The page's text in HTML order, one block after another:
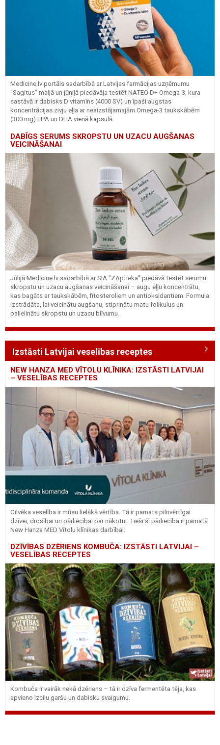
Medicine.lv portāls sadarbībā ar Latvijas farmācijas uzņēmumu
“Sagitus” maijā un jūnijā piedāvāja testēt NATEO D+ Omega-3, kura
sastāvā ir dabisks D vitamīns (4000 SV) un īpaši augstas
koncentrācijas zivju eļļa ar neaizstājamajām Omega-3 taukskābēm
(300 mg) EPA un DHA vienā kapsulā.
DABĪGS SERUMS SKROPSTU UN UZACU AUGŠANAS
VEICINĀŠANAI
Jūlijā Medicine.lv sadarbībā ar SIA "ZAptieka" piedāvā testēt serumu
skropstu un uzacu augšanas veicināšanai – augu eļļu koncentrātu,
kas bagāts ar taukskābēm, fitosteroliem un antioksidantiem. Formula
izstrādāta, lai veicinātu augšanu, stiprinātu matu folikulus un
palielinātu skropstu un uzacu blīvumu.
Izstāsti Latvijai veselības receptes
NEW HANZA MED VĪTOLU KLĪNIKA: IZSTĀSTI LATVIJAI
– VESELĪBAS RECEPTES
Cilvēka veselība ir mūsu lielākā vērtība. Tā ir pamats pilnvērtīgai
dzīvei, drošībai un pārliecībai par nākotni. Tieši šī pārliecība ir pamatā
New Hanza MED Vītolu klīnikas darbībai.
DZĪVĪBAS DZĒRIENS KOMBUČA: IZSTĀSTI LATVIJAI –
VESELĪBAS RECEPTES
Kombuča ir vairāk nekā dzēriens – tā ir dzīva fermentēta tēja, kas
apvieno izcilu garšu un dabisku svaigumu.